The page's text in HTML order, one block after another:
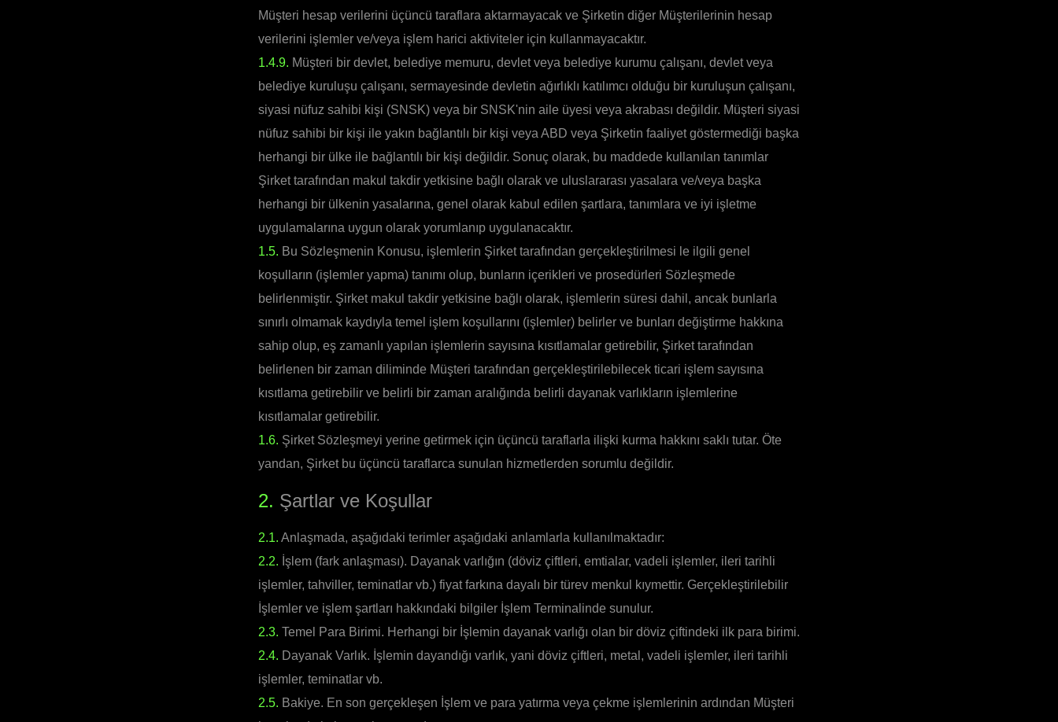
Müşteri hesap verilerini üçüncü taraflara aktarmayacak ve Şirketin diğer Müşterilerinin hesap
verilerini işlemler ve/veya işlem harici aktiviteler için kullanmayacaktır.
1.4.9. Müşteri bir devlet, belediye memuru, devlet veya belediye kurumu çalışanı, devlet veya
belediye kuruluşu çalışanı, sermayesinde devletin ağırlıklı katılımcı olduğu bir kuruluşun çalışanı,
siyasi nüfuz sahibi kişi (SNSK) veya bir SNSK'nin aile üyesi veya akrabası değildir. Müşteri siyasi
nüfuz sahibi bir kişi ile yakın bağlantılı bir kişi veya ABD veya Şirketin faaliyet göstermediği başka
herhangi bir ülke ile bağlantılı bir kişi değildir. Sonuç olarak, bu maddede kullanılan tanımlar
Şirket tarafından makul takdir yetkisine bağlı olarak ve uluslararası yasalara ve/veya başka
herhangi bir ülkenin yasalarına, genel olarak kabul edilen şartlara, tanımlara ve iyi işletme
uygulamalarına uygun olarak yorumlanıp uygulanacaktır.
1.5. Bu Sözleşmenin Konusu, işlemlerin Şirket tarafından gerçekleştirilmesi le ilgili genel
koşulların (işlemler yapma) tanımı olup, bunların içerikleri ve prosedürleri Sözleşmede
belirlenmiştir. Şirket makul takdir yetkisine bağlı olarak, işlemlerin süresi dahil, ancak bunlarla
sınırlı olmamak kaydıyla temel işlem koşullarını (işlemler) belirler ve bunları değiştirme hakkına
sahip olup, eş zamanlı yapılan işlemlerin sayısına kısıtlamalar getirebilir, Şirket tarafından
belirlenen bir zaman diliminde Müşteri tarafından gerçekleştirilebilecek ticari işlem sayısına
kısıtlama getirebilir ve belirli bir zaman aralığında belirli dayanak varlıkların işlemlerine
kısıtlamalar getirebilir.
1.6. Şirket Sözleşmeyi yerine getirmek için üçüncü taraflarla ilişki kurma hakkını saklı tutar. Öte
yandan, Şirket bu üçüncü taraflarca sunulan hizmetlerden sorumlu değildir.
2. Şartlar ve Koşullar
2.1. Anlaşmada, aşağıdaki terimler aşağıdaki anlamlarla kullanılmaktadır:
2.2. İşlem (fark anlaşması). Dayanak varlığın (döviz çiftleri, emtialar, vadeli işlemler, ileri tarihli
işlemler, tahviller, teminatlar vb.) fiyat farkına dayalı bir türev menkul kıymettir. Gerçekleştirilebilir
İşlemler ve işlem şartları hakkındaki bilgiler İşlem Terminalinde sunulur.
2.3. Temel Para Birimi. Herhangi bir İşlemin dayanak varlığı olan bir döviz çiftindeki ilk para birimi.
2.4. Dayanak Varlık. İşlemin dayandığı varlık, yani döviz çiftleri, metal, vadeli işlemler, ileri tarihli
işlemler, teminatlar vb.
2.5. Bakiye. En son gerçekleşen İşlem ve para yatırma veya çekme işlemlerinin ardından Müşteri